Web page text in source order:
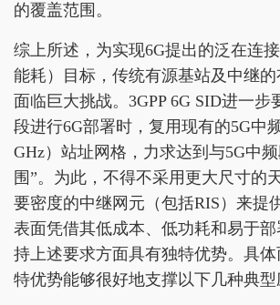
的覆盖范围。
综上所述，为实现6G提出的泛在连
能耗）目标，传统有源基站及中继
面临巨大挑战。3GPP 6G SID进一步
段进行6G部署时，复用现有的5G中
GHz）站址网格，力求达到与5G中
围”。为此，不得不采用更大尺寸的
要密度的中继网元（包括RIS）来提
表面凭借其低成本、低功耗和易于
持上述要求方面具有独特优势。具体
特优势能够很好地支撑以下几种典型